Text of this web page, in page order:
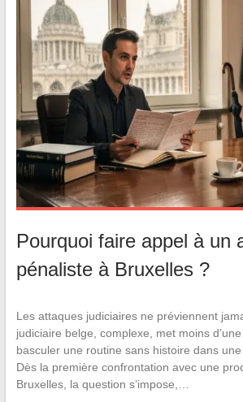
Pourquoi faire appel à un
pénaliste à Bruxelles ?
Les attaques judiciaires ne préviennent
judiciaire belge, complexe, met moins
basculer une routine sans histoire dans une
Dès la première confrontation avec une
Bruxelles, la question s’impose,…